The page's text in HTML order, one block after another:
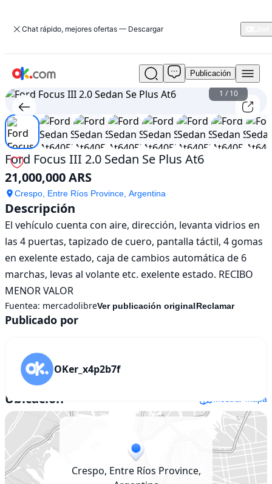
Chat rápido, mejores ofertas — Descargar
Usado
Ford
Focus
III
2.0
Sedan
Se
Plus
At6
En
venta
21,000,000
ARS
Publicación
1 /10
Ford Focus III 2.0 Sedan Se Plus At6
21,000,000 ARS
Crespo, Entre Ríos Province, Argentina
Descripción
El vehículo cuenta con aire, dirección, levanta vidrios en
las 4 puertas, tapizado de cuero, pantalla táctil, 4 gomas
en exelente estado, caja de cambios automática de 6
marchas, levas al volante etc. exelente estado. RECIBO
MENOR VALOR
Fuentea: mercadolibreVer publicación originalReclamar
Publicado por
OKer_x4p2b7f
Ubicación Mostrar mapa
Crespo, Entre Ríos Province,